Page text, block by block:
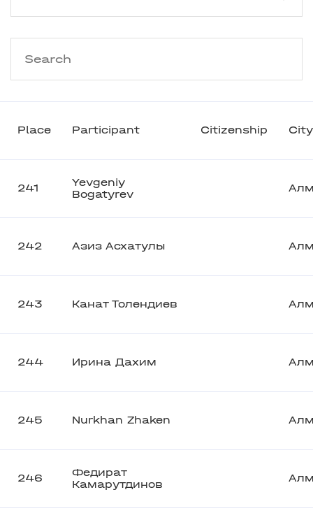
Place Participant Citizenship City
241
Yevgeniy
Bogatyrev
242 Азиз Асхатулы
243 Канат Толендиев
244 Ирина Дахим
245 Nurkhan Zhaken
246
Федират
Камарутдинов